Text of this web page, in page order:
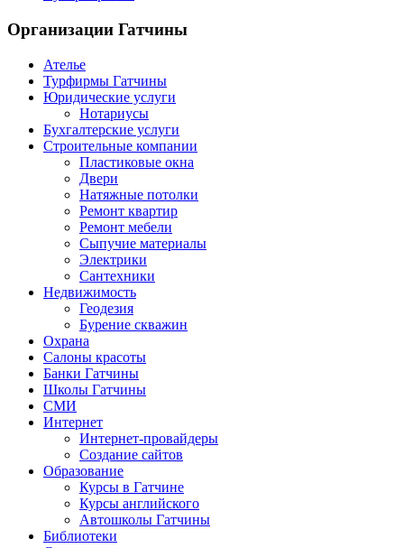
Организации Гатчины
Ателье
Турфирмы Гатчины
Юридические услуги
Нотариусы
Бухгалтерские услуги
Строительные компании
Пластиковые окна
Двери
Натяжные потолки
Ремонт квартир
Ремонт мебели
Сыпучие материалы
Электрики
Сантехники
Недвижимость
Геодезия
Бурение скважин
Охрана
Салоны красоты
Банки Гатчины
Школы Гатчины
СМИ
Интернет
Интернет-провайдеры
Создание сайтов
Образование
Курсы в Гатчине
Курсы английского
Автошколы Гатчины
Библиотеки